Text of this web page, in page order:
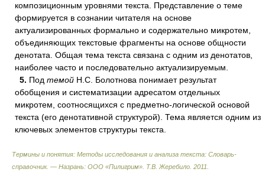
композиционным уровнями текста. Представление о теме
формируется в сознании читателя на основе
актуализированных формально и содержательно микротем,
объединяющих текстовые фрагменты на основе общности
денотата. Общая тема текста связана с одним из денотатов,
наиболее часто и последовательно актуализируемым.
5. Под темой Н.С. Болотнова понимает результат
обобщения и систематизации адресатом отдельных
микротем, соотносящихся с предметно-логической основой
текста (его денотативной структурой). Тема является одним из
ключевых элементов структуры текста.
Термины и понятия: Методы исследования и анализа текста: Словарь-
справочник. — Назрань: ООО «Пилигрим» Т.В. Жеребило 2011